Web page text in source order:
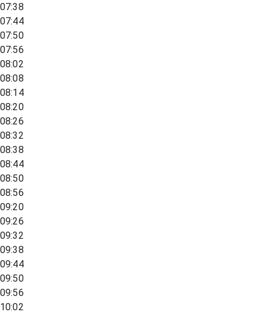
07:38
07:44
07:50
07:56
08:02
08:08
08:14
08:20
08:26
08:32
08:38
08:44
08:50
08:56
09:20
09:26
09:32
09:38
09:44
09:50
09:56
10:02